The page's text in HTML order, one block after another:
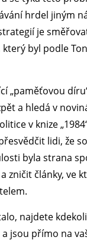
hrdel jiným
je
byl podle
„paměťovou
a hledá v
v knize
lidi, že
byla strana
zničit články, ve
najdete
jsou přímo na